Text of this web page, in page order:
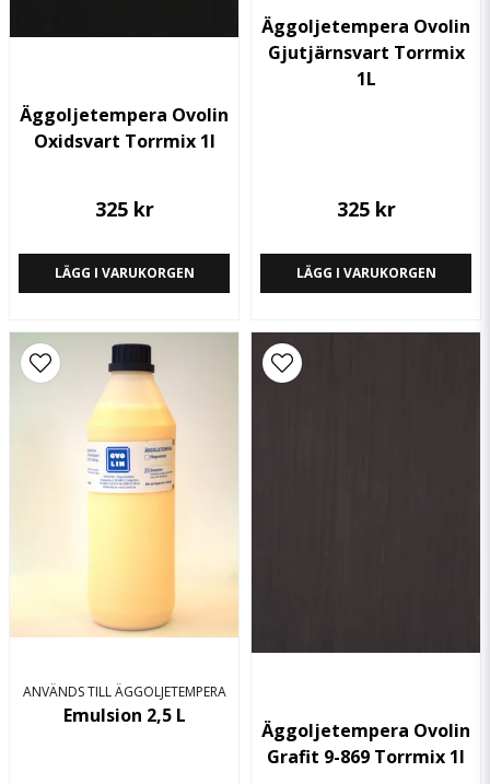
Äggoljetempera Ovolin
Oxidsvart Torrmix 1l
325 kr
LÄGG I VARUKORGEN
Äggoljetempera Ovolin
Gjutjärnsvart Torrmix
1L
325 kr
LÄGG I VARUKORGEN
ANVÄNDS TILL ÄGGOLJETEMPERA
Emulsion 2,5 L
Äggoljetempera Ovolin
Grafit 9-869 Torrmix 1l